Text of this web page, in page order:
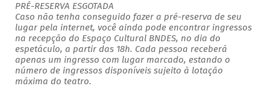
PRÉ-RESERVA ESGOTADA
Caso não tenha conseguido fazer a pré-reserva de seu
lugar pela internet, você ainda pode encontrar ingressos
na recepção do Espaço Cultural BNDES, no dia do
espetáculo, a partir das 18h. Cada pessoa receberá
apenas um ingresso com lugar marcado, estando o
número de ingressos disponíveis sujeito à lotação
máxima do teatro.